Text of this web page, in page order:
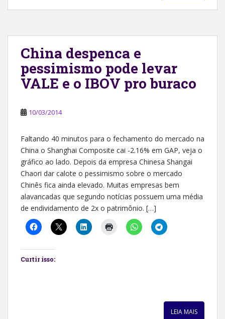
China despenca e
pessimismo pode levar
VALE e o IBOV pro buraco
10/03/2014
Faltando 40 minutos para o fechamento do mercado na
China o Shanghai Composite cai -2.16% em GAP, veja o
gráfico ao lado. Depois da empresa Chinesa Shangai
Chaori dar calote o pessimismo sobre o mercado
Chinês fica ainda elevado. Muitas empresas bem
alavancadas que segundo notícias possuem uma média
de endividamento de 2x o patrimônio. […]
Curtir isso:
LEIA MAIS